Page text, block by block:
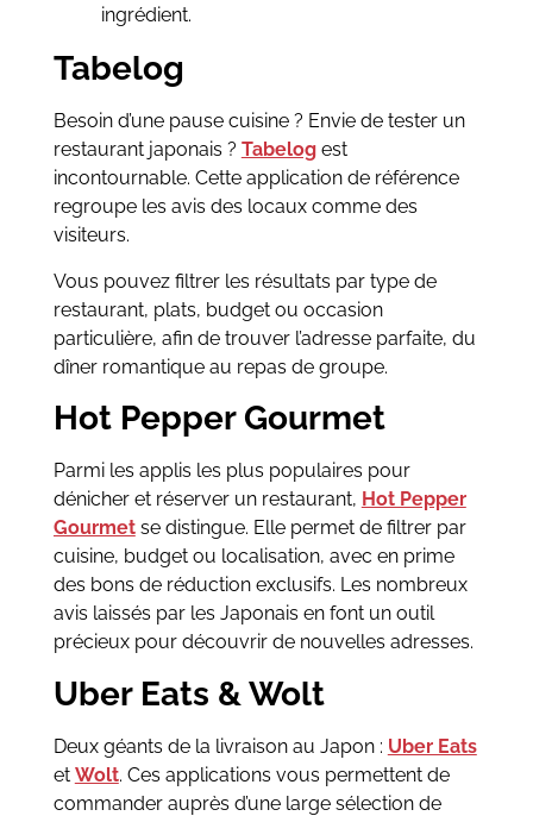
ingrédient.
Tabelog
Besoin d’une pause cuisine ? Envie de tester un
restaurant japonais ? Tabelogest
incontournable. Cette application de référence
regroupe les avis des locaux comme des
visiteurs.
Vous pouvez filtrer les résultats par type de
restaurant, plats, budget ou occasion
particulière, afin de trouver l’adresse parfaite, du
dîner romantique au repas de groupe.
Hot Pepper Gourmet
Parmi les applis les plus populaires pour
dénicher et réserver un restaurant, Hot Pepper
Gourmetse distingue. Elle permet de filtrer par
cuisine, budget ou localisation, avec en prime
des bons de réduction exclusifs. Les nombreux
avis laissés par les Japonais en font un outil
précieux pour découvrir de nouvelles adresses.
Uber Eats & Wolt
Deux géants de la livraison au Japon : Uber Eats
et Wolt. Ces applications vous permettent de
commander auprès d’une large sélection de